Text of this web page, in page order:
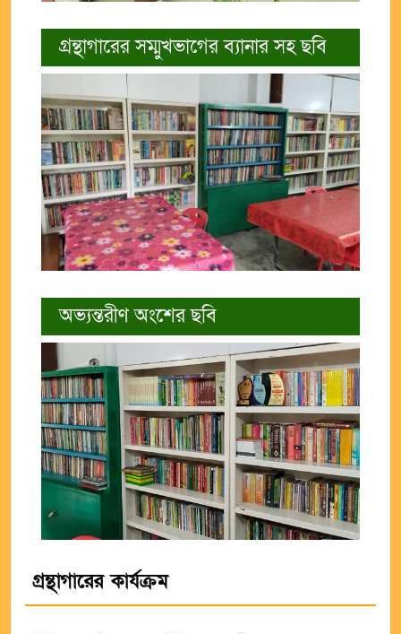
গ্রন্থাগারের সম্মুখভাগের ব্যানার সহ ছবি
অভ্যন্তরীণ অংশের ছবি
গ্রন্থাগারের কার্যক্রম